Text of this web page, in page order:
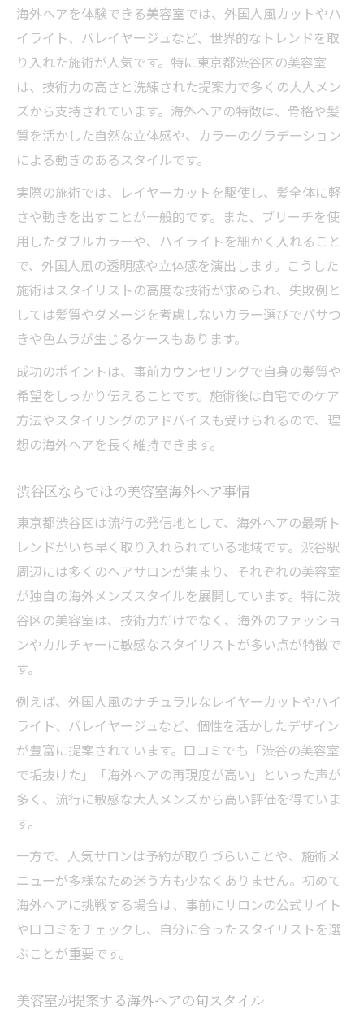
海外ヘアを体験できる美容室では、外国人風カットやハ
イライト、バレイヤージュなど、世界的なトレンドを取
り入れた施術が人気です。特に東京都渋谷区の美容室
は、技術力の高さと洗練された提案力で多くの大人メン
ズから支持されています。海外ヘアの特徴は、骨格や髪
質を活かした自然な立体感や、カラーのグラデーション
による動きのあるスタイルです。
実際の施術では、レイヤーカットを駆使し、髪全体に軽
さや動きを出すことが一般的です。また、ブリーチを使
用したダブルカラーや、ハイライトを細かく入れること
で、外国人風の透明感や立体感を演出します。こうした
施術はスタイリストの高度な技術が求められ、失敗例と
しては髪質やダメージを考慮しないカラー選びでパサつ
きや色ムラが生じるケースもあります。
成功のポイントは、事前カウンセリングで自身の髪質や
希望をしっかり伝えることです。施術後は自宅でのケア
方法やスタイリングのアドバイスも受けられるので、理
想の海外ヘアを長く維持できます。
渋谷区ならではの美容室海外ヘア事情
東京都渋谷区は流行の発信地として、海外ヘアの最新ト
レンドがいち早く取り入れられている地域です。渋谷駅
周辺には多くのヘアサロンが集まり、それぞれの美容室
が独自の海外メンズスタイルを展開しています。特に渋
谷区の美容室は、技術力だけでなく、海外のファッショ
ンやカルチャーに敏感なスタイリストが多い点が特徴で
す。
例えば、外国人風のナチュラルなレイヤーカットやハイ
ライト、バレイヤージュなど、個性を活かしたデザイン
が豊富に提案されています。口コミでも「渋谷の美容室
で垢抜けた」「海外ヘアの再現度が高い」といった声が
多く、流行に敏感な大人メンズから高い評価を得ていま
す。
一方で、人気サロンは予約が取りづらいことや、施術メ
ニューが多様なため迷う方も少なくありません。初めて
海外ヘアに挑戦する場合は、事前にサロンの公式サイト
や口コミをチェックし、自分に合ったスタイリストを選
ぶことが重要です。
美容室が提案する海外ヘアの旬スタイル